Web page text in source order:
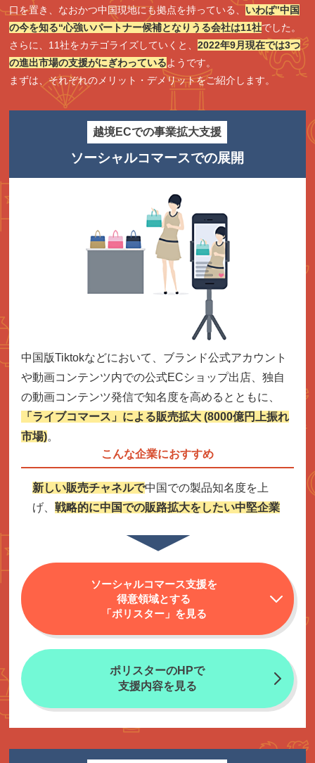
口を置き、なおかつ中国現地にも拠点を持っている、 いわば‟中国
の今を知る“心強いパートナー候補となりうる会社は11社でした。
さらに、11社をカテゴライズしていくと、2022年9月現在では3つ
の進出市場の支援がにぎわっているようです。
まずは、それぞれのメリット・デメリットをご紹介します。
越境ECでの事業拡大支援
ソーシャルコマースでの展開
中国版Tiktokなどにおいて、ブランド公式アカウント
や動画コンテンツ内での公式ECショップ出店、独自
の動画コンテンツ発信で知名度を高めるとともに、
「ライブコマース」による販売拡大 (8000億円上振れ
市場)。
こんな企業におすすめ
新しい販売チャネルで中国での製品知名度を上
げ、戦略的に中国での販路拡大をしたい中堅企業
ソーシャルコマース支援を
得意領域とする
「ポリスター」を見る
ポリスターのHPで
支援内容を見る